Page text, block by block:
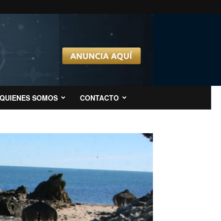
QUIENES SOMOS CONTACTO